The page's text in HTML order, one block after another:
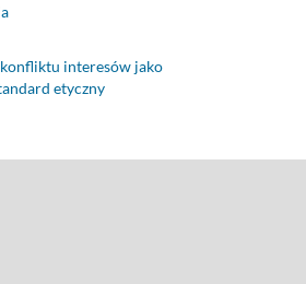
interesów jako
etyczny